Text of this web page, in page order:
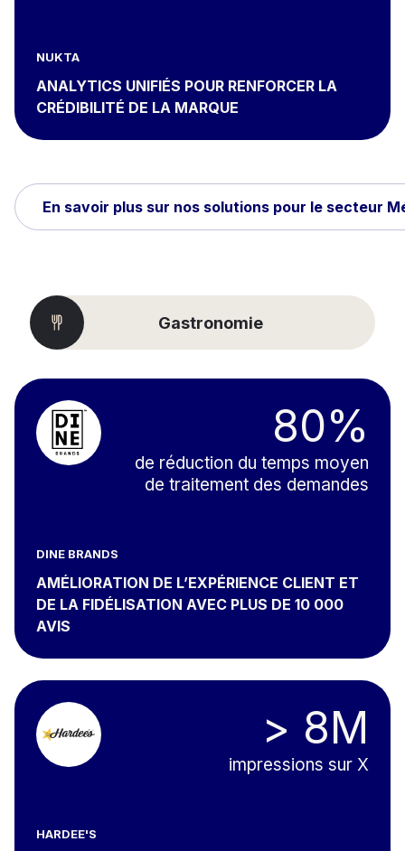
NUKTA
ANALYTICS UNIFIÉS POUR RENFORCER LA
CRÉDIBILITÉ DE LA MARQUE
En savoir plus sur nos solutions pour le secteur
Gastronomie
80%
de réduction du temps moyen
de traitement des demandes
DINE BRANDS
AMÉLIORATION DE L’EXPÉRIENCE CLIENT ET
DE LA FIDÉLISATION AVEC PLUS DE 10 000
AVIS
> 8M
impressions sur X
HARDEE'S